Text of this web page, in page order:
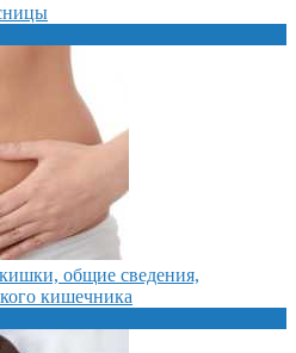
общие сведения,
кишечника